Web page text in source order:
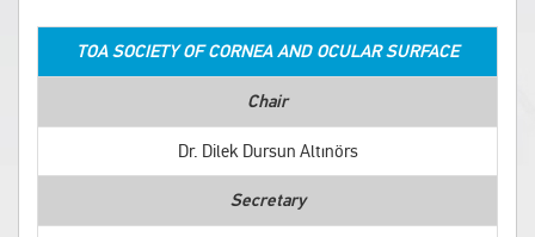
TOA SOCIETY OF CORNEA AND OCULAR SURFACE
Chair
Dr. Dilek Dursun Altınörs
Secretary